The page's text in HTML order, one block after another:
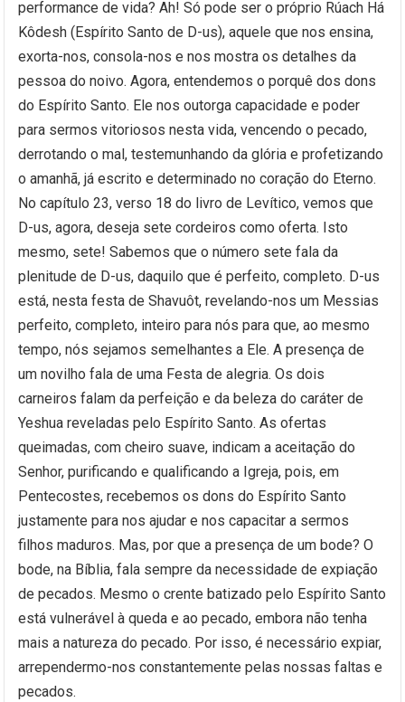
performance de vida? Ah! Só pode ser o próprio Rúach Há
Kôdesh (Espírito Santo de D-us), aquele que nos ensina,
exorta-nos, consola-nos e nos mostra os detalhes da
pessoa do noivo. Agora, entendemos o porquê dos dons
do Espírito Santo. Ele nos outorga capacidade e poder
para sermos vitoriosos nesta vida, vencendo o pecado,
derrotando o mal, testemunhando da glória e profetizando
o amanhã, já escrito e determinado no coração do Eterno.
No capítulo 23, verso 18 do livro de Levítico, vemos que
D-us, agora, deseja sete cordeiros como oferta. Isto
mesmo, sete! Sabemos que o número sete fala da
plenitude de D-us, daquilo que é perfeito, completo. D-us
está, nesta festa de Shavuôt, revelando-nos um Messias
perfeito, completo, inteiro para nós para que, ao mesmo
tempo, nós sejamos semelhantes a Ele. A presença de
um novilho fala de uma Festa de alegria. Os dois
carneiros falam da perfeição e da beleza do caráter de
Yeshua reveladas pelo Espírito Santo. As ofertas
queimadas, com cheiro suave, indicam a aceitação do
Senhor, purificando e qualificando a Igreja, pois, em
Pentecostes, recebemos os dons do Espírito Santo
justamente para nos ajudar e nos capacitar a sermos
filhos maduros. Mas, por que a presença de um bode? O
bode, na Bíblia, fala sempre da necessidade de expiação
de pecados. Mesmo o crente batizado pelo Espírito Santo
está vulnerável à queda e ao pecado, embora não tenha
mais a natureza do pecado. Por isso, é necessário expiar,
arrependermo-nos constantemente pelas nossas faltas e
pecados.